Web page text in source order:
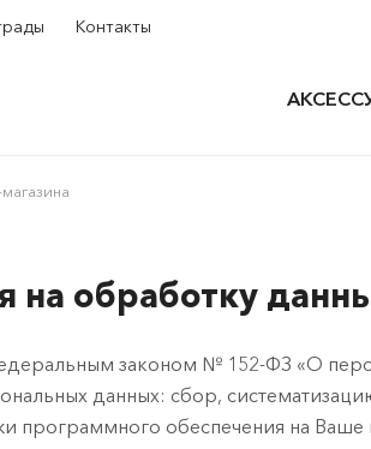
Контакты
на обработку
законом № 152-ФЗ «О
данных: сбор,
программного обеспечения на